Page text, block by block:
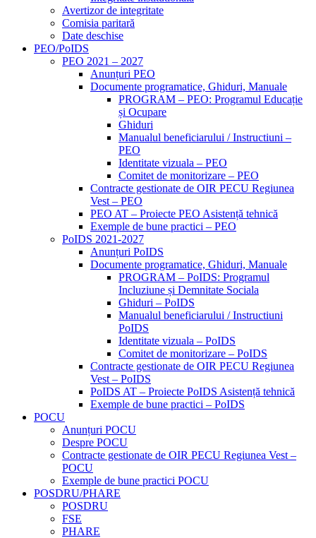
Avertizor de integritate
Comisia paritară
Date deschise
PEO/PoIDS
PEO 2021 – 2027
Anunțuri PEO
Documente programatice, Ghiduri, Manuale
PROGRAM – PEO: Programul Educație
și Ocupare
Ghiduri
Manualul beneficiarului / Instructiuni –
PEO
Identitate vizuala – PEO
Comitet de monitorizare – PEO
Contracte gestionate de OIR PECU Regiunea
Vest – PEO
PEO AT – Proiecte PEO Asistență tehnică
Exemple de bune practici – PEO
PoIDS 2021-2027
Anunțuri PoIDS
Documente programatice, Ghiduri, Manuale
PROGRAM – PoIDS: Programul
Incluziune și Demnitate Sociala
Ghiduri – PoIDS
Manualul beneficiarului / Instructiuni
PoIDS
Identitate vizuala – PoIDS
Comitet de monitorizare – PoIDS
Contracte gestionate de OIR PECU Regiunea
Vest – PoIDS
PoIDS AT – Proiecte PoIDS Asistență tehnică
Exemple de bune practici – PoIDS
POCU
Anunțuri POCU
Despre POCU
Contracte gestionate de OIR PECU Regiunea Vest –
POCU
Exemple de bune practici POCU
POSDRU/PHARE
POSDRU
FSE
PHARE